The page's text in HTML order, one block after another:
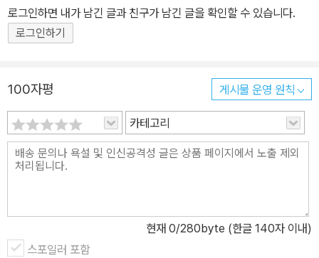
우리 곁에 오는지는 잘 알지 못한다. 저자는 우리 주변에서 흔히 볼 수
있는 물건 혹은 음식 이야기를 꺼낸다. 그러더니 물 흐르듯 자연스럽
게 역사 속으로 끌고 들어가 산책하듯 가볍게 이야기한다. 우유와 피
새 물류 이야기를 자연스럽게 풀어놓는다. 여기서 그치지 않고 역사
의 진행 방향 첨단에 놓인 오늘날 물류 산업 현장으로 우리를 데려간
다. 수출 관련 특구, 해운업을 둘러싼 세금 문제, 혁신과 기발함 사이
에서 성공하거나 실패하는 기업 사례 등을 통해 물류의 중요성을 쉬
운 언어로 설명한다. 물류는 과거에 시작되어, 현재도 발전 중이고, 미
패권 전쟁이 치열하게 벌어지고 있는 지금, 물류는 종사자뿐만 아니
라 우리 모두 흥미롭게 눈여겨보아야 할 대상임이 분명하다. 역사 속
로그인하면 내가 남긴 글과 친구가 남긴 글을 확인할 수 있습니다.
로그인하기
100자평 게시물 운영 원칙
카테고리
현재 0/280byte (한글 140자 이내)
스포일러 포함